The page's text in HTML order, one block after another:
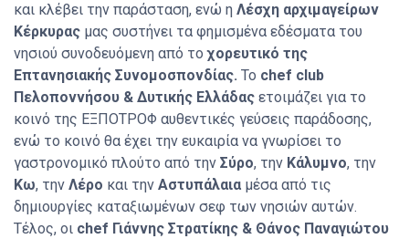
και κλέβει την παράσταση, ενώ η Λέσχη αρχιμαγείρων
Κέρκυρας μας συστήνει τα φημισμένα εδέσματα του
νησιού συνοδευόμενη από τοχορευτικό της
Επτανησιακής Συνομοσπονδίας. Το chef club
Πελοποννήσου & Δυτικής Ελλάδας ετοιμάζει για το
κοινό της ΕΞΠΟΤΡΟΦ αυθεντικές γεύσεις παράδοσης,
ενώ το κοινό θα έχει την ευκαιρία να γνωρίσει το
γαστρονομικό πλούτο από την Σύρο, την Κάλυμνο, την
Κω, την Λέρο και την Αστυπάλαια μέσα από τις
δημιουργίες καταξιωμένων σεφ των νησιών αυτών.
Τέλος, οι chef Γιάννης Στρατίκης & Θάνος Παναγιώτου